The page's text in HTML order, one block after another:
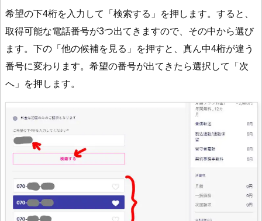
希望の下4桁を入力して「検索する」を押します。すると、
取得可能な電話番号が3つ出てきますので、その中から選び
ます。下の「他の候補を見る」を押すと、真ん中4桁が違う
番号に変わります。希望の番号が出てきたら選択して「次
へ」を押します。